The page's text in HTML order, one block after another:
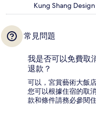
Kung Shang
常見問題
我是否可以免費取
退款？
可以，宮賞藝術大飯
您可以根據住宿的取
款和條件請務必參閱